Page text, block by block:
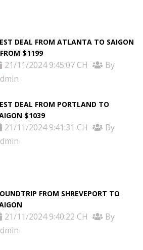
DEAL FROM ATLANTA TO SAIGON
$1199
21/11/2024 9:45:07 CH
By
DEAL FROM PORTLAND TO
$1039
21/11/2024 9:41:31 CH
By
FROM SHREVEPORT TO
21/11/2024 9:40:22 CH
By